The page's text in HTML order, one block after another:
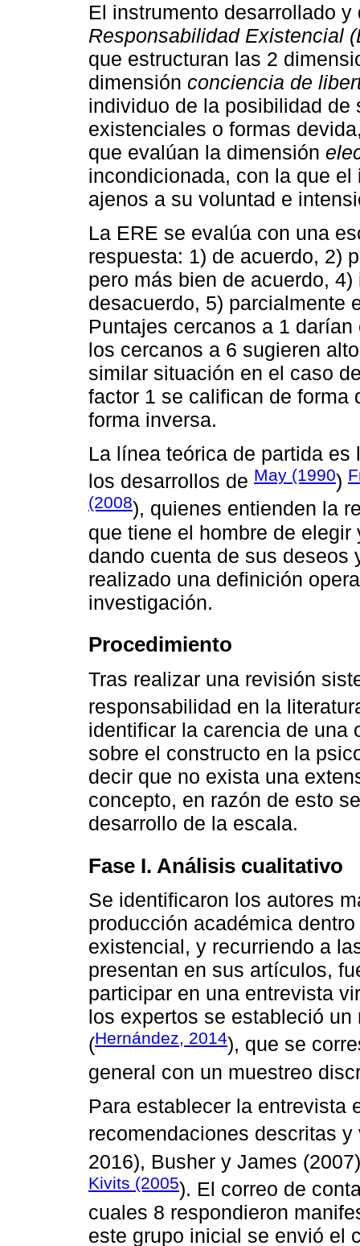
El instrumento desarrollado
Responsabilidad Existencial
que estructuran las 2
dimensión conciencia de
individuo de la posibilidad
existenciales o formas
que evalúan la dimensión
incondicionada, con la que
ajenos a su voluntad e
La ERE se evalúa con una
respuesta: 1) de acuerdo, 2)
pero más bien de acuerdo,
desacuerdo, 5) parcialmente
Puntajes cercanos a 1
los cercanos a 6 sugieren
similar situación en el caso
factor 1 se califican de forma
forma inversa.
La línea teórica de partida
los desarrollos de May (1990)
(2008), quienes entienden la
que tiene el hombre de
dando cuenta de sus deseos
realizado una definición
investigación.
Procedimiento
Tras realizar una revisión
responsabilidad en la
identificar la carencia de una
sobre el constructo en la
decir que no exista una
concepto, en razón de esto
desarrollo de la escala.
Fase I. Análisis cualitativo
Se identificaron los autores
producción académica
existencial, y recurriendo a
presentan en sus artículos,
participar en una entrevista
los expertos se estableció
(Hernández, 2014), que se
general con un muestreo
Para establecer la entrevista
recomendaciones descritas
2016), Busher y James
Kivits (2005). El correo de
cuales 8 respondieron
este grupo inicial se envió el